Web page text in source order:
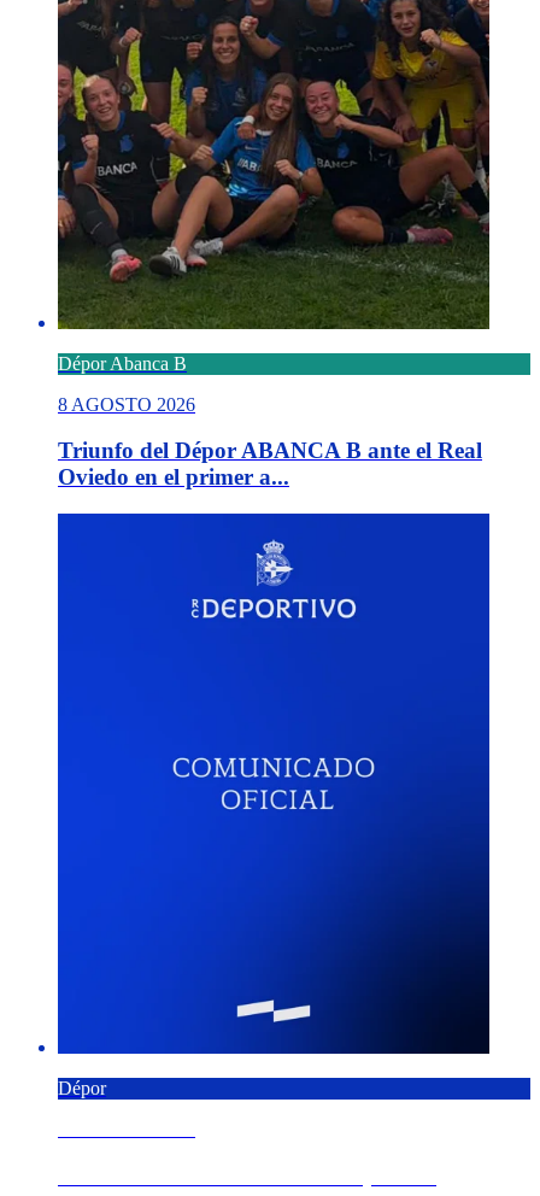
Dépor Abanca B
8 AGOSTO 2026
Triunfo del Dépor ABANCA B ante el Real
Oviedo en el primer a...
Dépor